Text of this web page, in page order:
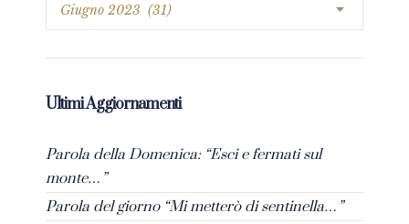
Ultimi Aggiornamenti
Parola della Domenica: “Esci e fermati sul
monte…”
Parola del giorno “Mi metterò di sentinella…”